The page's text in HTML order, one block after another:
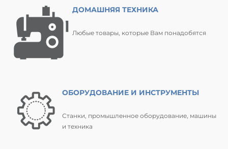
ДОМАШНЯЯ ТЕХНИКА
Любые товары, которые Вам понадобятся
ОБОРУДОВАНИЕ И ИНСТРУМЕНТЫ
Станки, промышленное оборудование, машины
и техника